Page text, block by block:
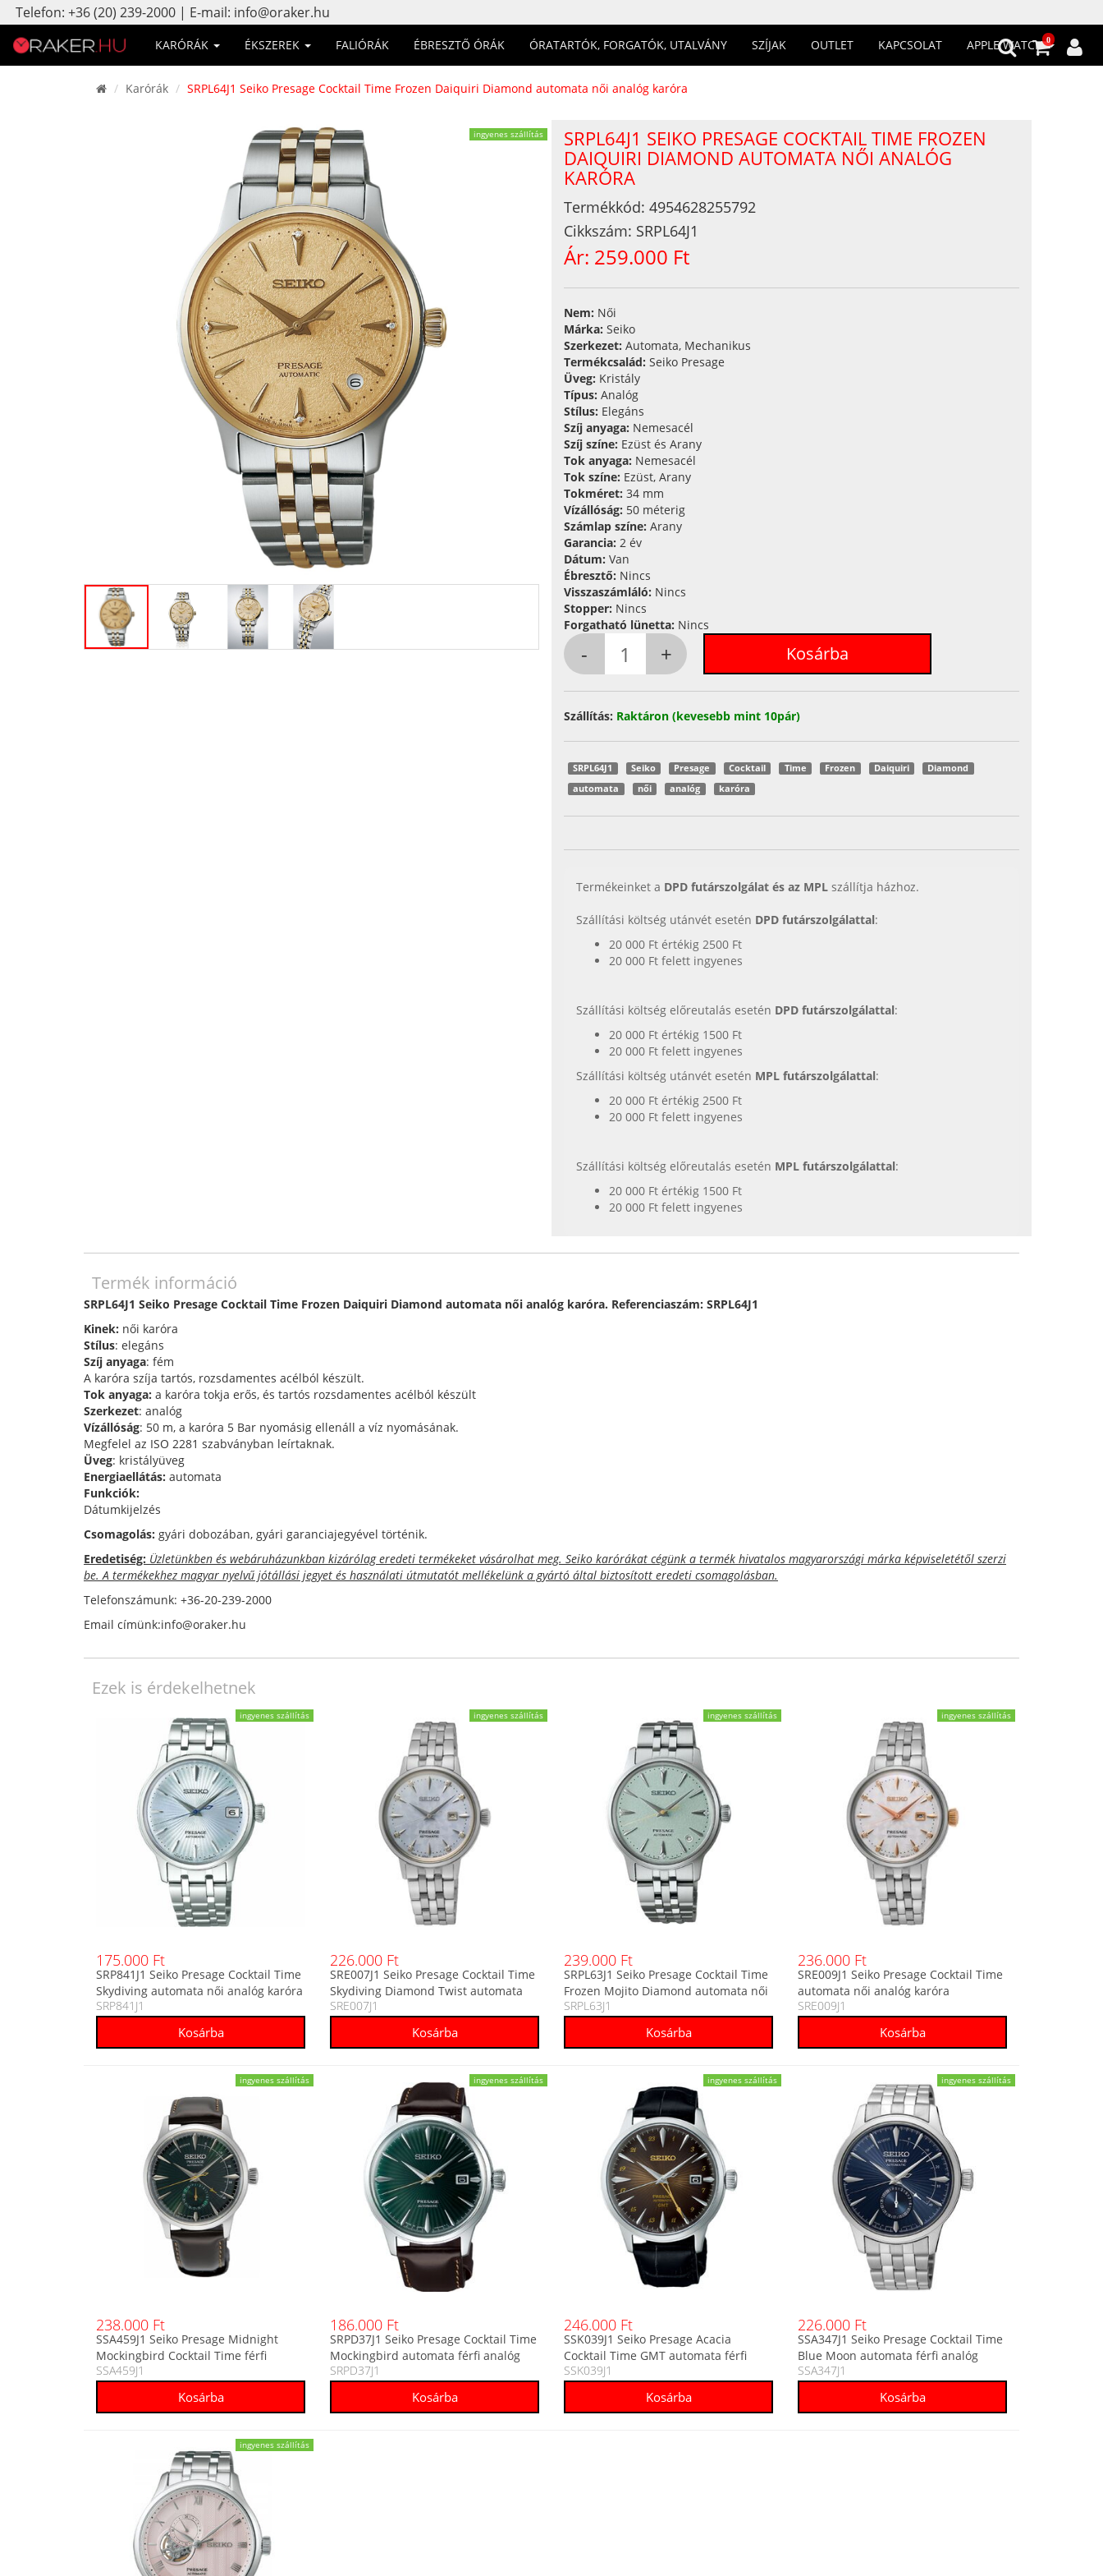
Telefon: +36 (20) 239-2000 | E-mail: info@oraker.hu
0
KARÓRÁK ÉKSZEREK FALIÓRÁK ÉBRESZTŐ ÓRÁK ÓRATARTÓK, FORGATÓK, UTALVÁNY SZÍJAK OUTLET KAPCSOLAT APPLE WATCH
Karórák SRPL64J1 Seiko Presage Cocktail Time Frozen Daiquiri Diamond automata női analóg karóra
ingyenes szállítás
SRPL64J1 SEIKO PRESAGE COCKTAIL TIME FROZEN
DAIQUIRI DIAMOND AUTOMATA NŐI ANALÓG
KARÓRA
Termékkód: 4954628255792
Cikkszám: SRPL64J1
Ár: 259.000 Ft
Nem: Női
Márka: Seiko
Szerkezet: Automata, Mechanikus
Termékcsalád: Seiko Presage
Üveg: Kristály
Típus: Analóg
Stílus: Elegáns
Szíj anyaga: Nemesacél
Szíj színe: Ezüst és Arany
Tok anyaga: Nemesacél
Tok színe: Ezüst, Arany
Tokméret: 34 mm
Vízállóság: 50 méterig
Számlap színe: Arany
Garancia: 2 év
Dátum: Van
Ébresztő: Nincs
Visszaszámláló: Nincs
Stopper: Nincs
Forgatható lünetta: Nincs
Szállítás: Raktáron (kevesebb mint 10pár)
SRPL64J1 Seiko Presage Cocktail Time Frozen Daiquiri
Diamond
automata
női analóg karóra
Termékeinket a DPD futárszolgálat és az MPL szállítja házhoz.
Szállítási költség utánvét esetén DPD futárszolgálattal:
20 000 Ft értékig 2500 Ft
20 000 Ft felett ingyenes
Szállítási költség előreutalás esetén DPD futárszolgálattal:
20 000 Ft értékig 1500 Ft
20 000 Ft felett ingyenes
Szállítási költség utánvét esetén MPL futárszolgálattal:
20 000 Ft értékig 2500 Ft
20 000 Ft felett ingyenes
Szállítási költség előreutalás esetén MPL futárszolgálattal:
20 000 Ft értékig 1500 Ft
20 000 Ft felett ingyenes
Termék információ
SRPL64J1 Seiko Presage Cocktail Time Frozen Daiquiri Diamond automata női analóg karóra. Referenciaszám: SRPL64J1
Kinek: női karóra
Stílus: elegáns
Szíj anyaga: fém
A karóra szíja tartós, rozsdamentes acélból készült.
Tok anyaga: a karóra tokja erős, és tartós rozsdamentes acélból készült
Szerkezet: analóg
Vízállóság: 50 m, a karóra 5 Bar nyomásig ellenáll a víz nyomásának.
Megfelel az ISO 2281 szabványban leírtaknak.
Üveg: kristályüveg
Energiaellátás: automata
Funkciók:
Dátumkijelzés
Csomagolás: gyári dobozában, gyári garanciajegyével történik.
Eredetiség: Üzletünkben és webáruházunkban kizárólag eredeti termékeket vásárolhat meg. Seiko karórákat cégünk a termék hivatalos magyarországi márka képviseletétől szerzi
be. A termékekhez magyar nyelvű jótállási jegyet és használati útmutatót mellékelünk a gyártó által biztosított eredeti csomagolásban.
Telefonszámunk: +36-20-239-2000
Email címünk:info@oraker.hu
Ezek is érdekelhetnek
ingyenes szállítás
175.000 Ft
SRP841J1 Seiko Presage Cocktail Time
Skydiving automata női analóg karóra
SRP841J1
ingyenes szállítás
226.000 Ft
SRE007J1 Seiko Presage Cocktail Time
Skydiving Diamond Twist automata
női analóg karóra
SRE007J1
ingyenes szállítás
239.000 Ft
SRPL63J1 Seiko Presage Cocktail Time
Frozen Mojito Diamond automata női
analóg karóra
SRPL63J1
ingyenes szállítás
236.000 Ft
SRE009J1 Seiko Presage Cocktail Time
automata női analóg karóra
SRE009J1
ingyenes szállítás
238.000 Ft
SSA459J1 Seiko Presage Midnight
Mockingbird Cocktail Time férfi
automata analóg karóra
SSA459J1
ingyenes szállítás
186.000 Ft
SRPD37J1 Seiko Presage Cocktail Time
Mockingbird automata férfi analóg
karóra
SRPD37J1
ingyenes szállítás
246.000 Ft
SSK039J1 Seiko Presage Acacia
Cocktail Time GMT automata férfi
analóg karóra
SSK039J1
ingyenes szállítás
226.000 Ft
SSA347J1 Seiko Presage Cocktail Time
Blue Moon automata férfi analóg
karóra
SSA347J1
ingyenes szállítás